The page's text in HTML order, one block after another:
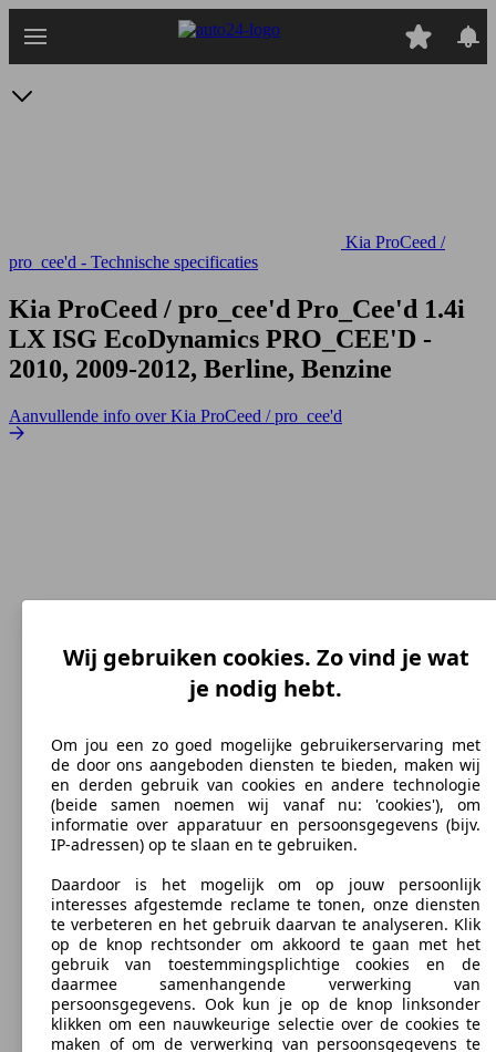
naar
Kia ProCeed /
pro_cee'd - Technische specificaties
Kia ProCeed / pro_cee'd Pro_Cee'd 1.4i
LX ISG EcoDynamics PRO_CEE'D -
2010, 2009-2012, Berline, Benzine
Aanvullende info over Kia ProCeed / pro_cee'd
Topsnelheid (km/h)
Benzine
132 g/km
CO2-uitstoot (gem.)*
Wij gebruiken cookies. Zo vind je wat
je nodig hebt.
Om jou een zo goed mogelijke gebruikerservaring met
de door ons aangeboden diensten te bieden, maken wij
en derden gebruik van cookies en andere technologie
(beide samen noemen wij vanaf nu: 'cookies'), om
informatie over apparatuur en persoonsgegevens (bijv.
IP-adressen) op te slaan en te gebruiken.
Daardoor is het mogelijk om op jouw persoonlijk
interesses afgestemde reclame te tonen, onze diensten
te verbeteren en het gebruik daarvan te analyseren. Klik
op de knop rechtsonder om akkoord te gaan met het
gebruik van toestemmingsplichtige cookies en de
daarmee samenhangende verwerking van
persoonsgegevens. Ook kun je op de knop linksonder
klikken om een nauwkeurige selectie over de cookies te
maken of om de verwerking van persoonsgegevens te